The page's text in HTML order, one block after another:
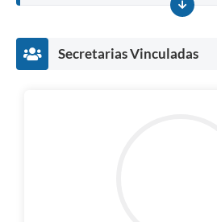
Secretarias Vinculadas